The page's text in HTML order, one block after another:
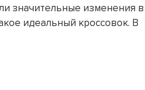
значительные изменения в
идеальный кроссовок. В